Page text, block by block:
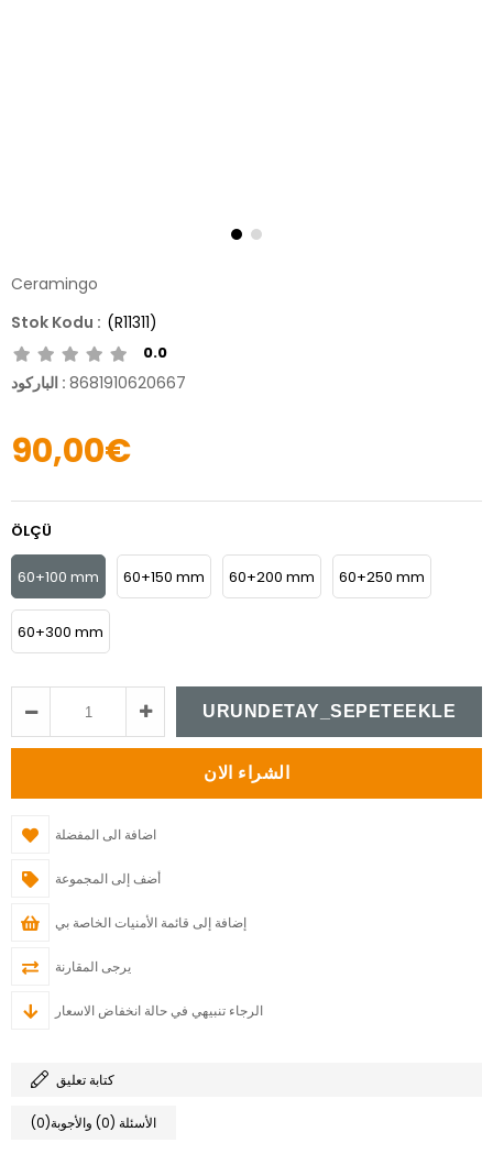
Ceramingo
(R11311)
0.0
الباركود : 8681910620667
90,00€
ÖLÇÜ
60+100 mm 60+150 mm 60+200 mm 60+250 mm
60+300 mm
اضافة الى المفضلة
أضف إلى المجموعة
إضافة إلى قائمة الأمنيات الخاصة بي
يرجى المقارنة
الرجاء تنبيهي في حالة انخفاض الاسعار
كتابة تعليق
(0)الأسئلة (0) والأجوبة